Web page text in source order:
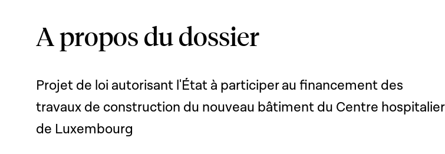
A propos du dossier
Projet de loi autorisant l'État à participer au financement des
travaux de construction du nouveau bâtiment du Centre hospitalier
de Luxembourg